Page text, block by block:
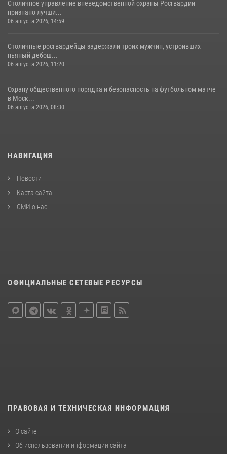
Столичное управление вневедомственной охраны Росгвардии
признано лучши...
06 августа 2026, 14:59
Столичные росгвардейцы задержали троих мужчин, устроивших
пьяный дебош...
06 августа 2026, 11:20
Охрану общественного порядка и безопасность на футбольном матче
в Моск...
06 августа 2026, 08:30
НАВИГАЦИЯ
Новости
Карта сайта
СМИ о нас
ОФИЦИАЛЬНЫЕ СЕТЕВЫЕ РЕСУРСЫ
ПРАВОВАЯ И ТЕХНИЧЕСКАЯ ИНФОРМАЦИЯ
О сайте
Об использовании информации сайта